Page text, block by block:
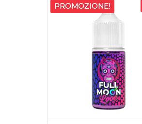
PROMOZIONE!